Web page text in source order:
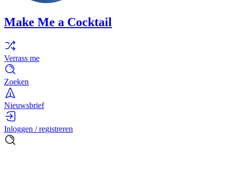
Make Me a Cocktail
Verrass me
Zoeken
Nieuwsbrief
Inloggen / registreren